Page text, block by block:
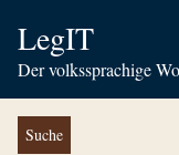
LegIT
Der volkssprachige
Suche